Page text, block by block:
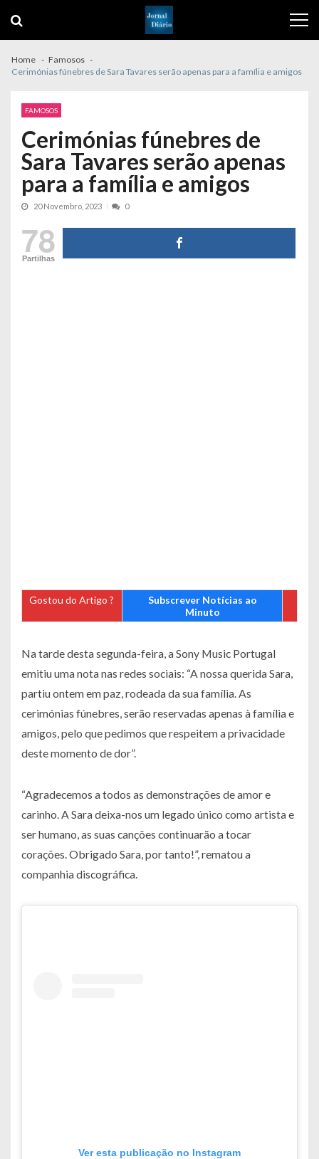
navigation
content
Home
Famosos
Cerimónias fúnebres de Sara Tavares serão apenas para a família e amigos
FAMOSOS
Cerimónias fúnebres de
Sara Tavares serão apenas
para a família e amigos
20 Novembro, 2023 0
78
Partilhas
Gostou do Artigo ?
Subscrever Notícias ao
Minuto
Na tarde desta segunda-feira, a Sony Music Portugal
emitiu uma nota nas redes sociais: “A nossa querida Sara,
partiu ontem em paz, rodeada da sua família. As
cerimónias fúnebres, serão reservadas apenas à família e
amigos, pelo que pedimos que respeitem a privacidade
deste momento de dor”.
“Agradecemos a todos as demonstrações de amor e
carinho. A Sara deixa-nos um legado único como artista e
ser humano, as suas canções continuarão a tocar
corações. Obrigado Sara, por tanto!”, rematou a
companhia discográfica.
Ver esta publicação no Instagram